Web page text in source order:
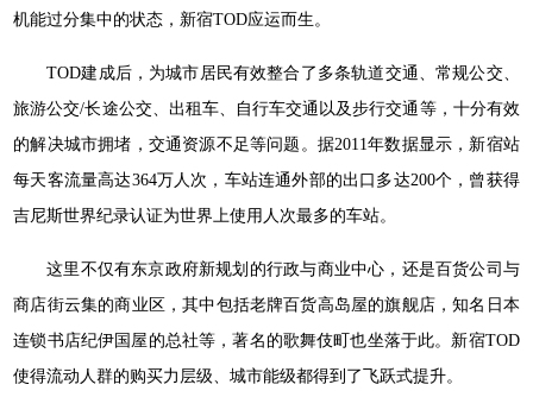
机能过分集中的状态，新宿TOD应运而生。
TOD建成后，为城市居民有效整合了多条轨道交通、常规公交、
旅游公交/长途公交、出租车、自行车交通以及步行交通等，十分有效
的解决城市拥堵，交通资源不足等问题。据2011年数据显示，新宿站
每天客流量高达364万人次，车站连通外部的出口多达200个，曾获得
吉尼斯世界纪录认证为世界上使用人次最多的车站。
这里不仅有东京政府新规划的行政与商业中心，还是百货公司与
商店街云集的商业区，其中包括老牌百货高岛屋的旗舰店，知名日本
连锁书店纪伊国屋的总社等，著名的歌舞伎町也坐落于此。新宿TOD
使得流动人群的购买力层级、城市能级都得到了飞跃式提升。